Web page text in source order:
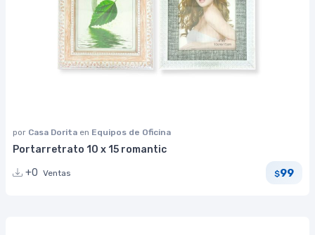
por Casa Dorita en Equipos de Oficina
Portarretrato 10 x 15 romantic
+0 Ventas $99